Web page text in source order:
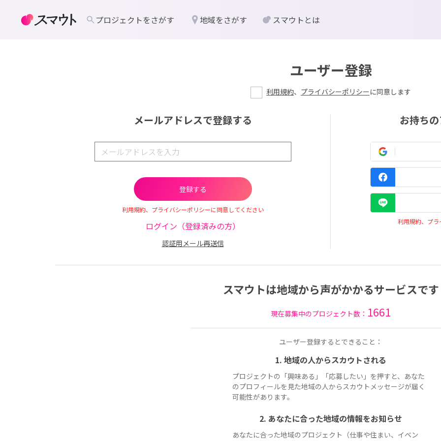
ユーザー登録
利用規約、 プライバシーポリシーに同意します
メールアドレスで登録する
利用規約、プライバシーポリシーに同意してください
ログイン（登録済みの方）
認証用メール再送信
お持ち
利用規約、プ
スマウトは地域から声がかかるサービスです
現在募集中のプロジェクト数： 1661
ユーザー登録するとできること：
1. 地域の人からスカウトされる
プロジェクトの「興味ある」「応募したい」を押すと、あなた
のプロフィールを見た地域の人からスカウトメッセージが届く
可能性があります。
2. あなたに合った地域の情報をお知らせ
あなたに合った地域のプロジェクト（仕事や住まい、イベン
プロジェクトをさがす 地域をさがす スマウトとは